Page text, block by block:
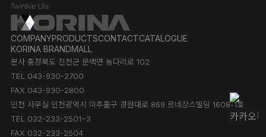
COMPANYPRODUCTSCONTACTCATALOGUE
KORINA BRANDMALL
본사 충정북도 진천군 문백면 농다리로 102
TEL 043-930-2700
FAX 043-930-2800
인천 사무실 인천광역시 미추홀구 경원대로 869 르네상스빌딩 1608-1호
TEL 032-233-2501~3
FAX 032-233-2504